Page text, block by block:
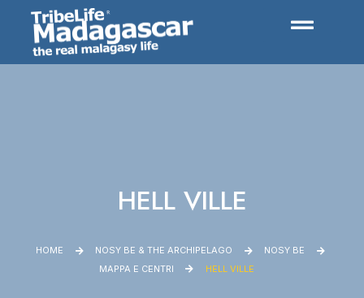
HELL VILLE
HOME NOSY BE & THE ARCHIPELAGO
NOSY BE
MAPPA E CENTRI
HELL VILLE